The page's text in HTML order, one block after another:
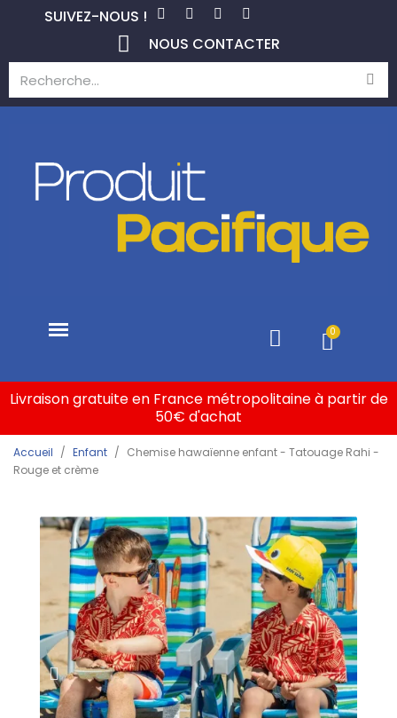
SUIVEZ-NOUS !
NOUS CONTACTER
Livraison gratuite en France métropolitaine à partir de
50€ d'achat
Accueil Enfant
Chemise hawaïenne enfant - Tatouage Rahi -
Rouge et crème